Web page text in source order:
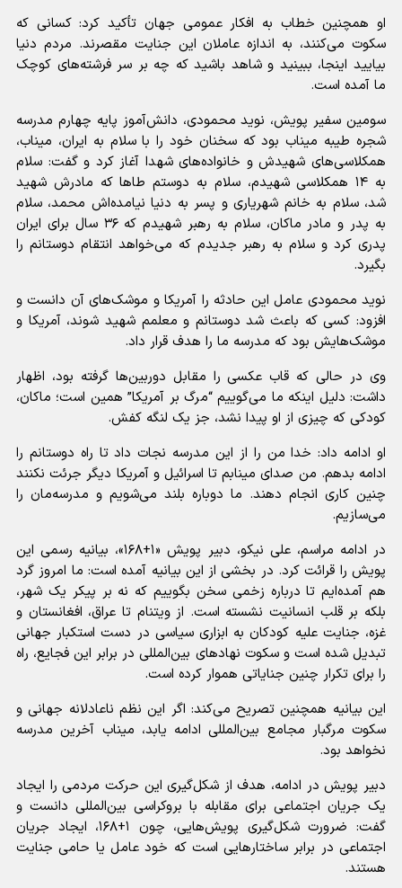
او همچنین خطاب به افکار عمومی جهان تأکید کرد: کسانی که
سکوت می‌کنند، به اندازه عاملان این جنایت مقصرند. مردم دنیا
بیایید اینجا، ببینید و شاهد باشید که چه بر سر فرشته‌های کوچک
ما آمده است.
سومین سفیر پویش، نوید محمودی، دانش‌آموز پایه چهارم مدرسه
شجره طیبه میناب بود که سخنان خود را با سلام به ایران، میناب،
همکلاسی‌های شهیدش و خانواده‌های شهدا آغاز کرد و گفت: سلام
به ۱۴ همکلاسی شهیدم، سلام به دوستم طا‌ها که مادرش شهید
شد، سلام به خانم شهریاری و پسر به دنیا نیامده‌اش محمد، سلام
به پدر و مادر ماکان، سلام به رهبر شهیدم که ۳۶ سال برای ایران
پدری کرد و سلام به رهبر جدیدم که می‌خواهد انتقام دوستانم را
بگیرد.
نوید محمودی عامل این حادثه را آمریکا و موشک‌های آن دانست و
افزود: کسی که باعث شد دوستانم و معلمم شهید شوند، آمریکا و
موشک‌هایش بود که مدرسه ما را هدف قرار داد.
وی در حالی که قاب عکسی را مقابل دوربین‌ها گرفته بود، اظهار
داشت: دلیل اینکه ما می‌گوییم “مرگ بر آمریکا” همین است؛ ماکان،
کودکی که چیزی از او پیدا نشد، جز یک لنگه کفش.
او ادامه داد: خدا من را از این مدرسه نجات داد تا راه دوستانم را
ادامه بدهم. من صدای مینابم تا اسرائیل و آمریکا دیگر جرئت نکنند
چنین کاری انجام دهند. ما دوباره بلند می‌شویم و مدرسه‌مان را
می‌سازیم.
در ادامه مراسم، علی نیکو، دبیر پویش «۱+۱۶۸»، بیانیه رسمی این
پویش را قرائت کرد. در بخشی از این بیانیه آمده است: ما امروز گرد
هم آمده‌ایم تا درباره زخمی سخن بگوییم که نه بر پیکر یک شهر،
بلکه بر قلب انسانیت نشسته است. از ویتنام تا عراق، افغانستان و
غزه، جنایت علیه کودکان به ابزاری سیاسی در دست استکبار جهانی
تبدیل شده است و سکوت نهاد‌های بین‌المللی در برابر این فجایع، راه
را برای تکرار چنین جنایاتی هموار کرده است.
این بیانیه همچنین تصریح می‌کند: اگر این نظم ناعادلانه جهانی و
سکوت مرگبار مجامع بین‌المللی ادامه یابد، میناب آخرین مدرسه
نخواهد بود.
دبیر پویش در ادامه، هدف از شکل‌گیری این حرکت مردمی را ایجاد
یک جریان اجتماعی برای مقابله با بروکراسی بین‌المللی دانست و
گفت: ضرورت شکل‌گیری پویش‌هایی، چون ۱+۱۶۸، ایجاد جریان
اجتماعی در برابر ساختار‌هایی است که خود عامل یا حامی جنایت
هستند.